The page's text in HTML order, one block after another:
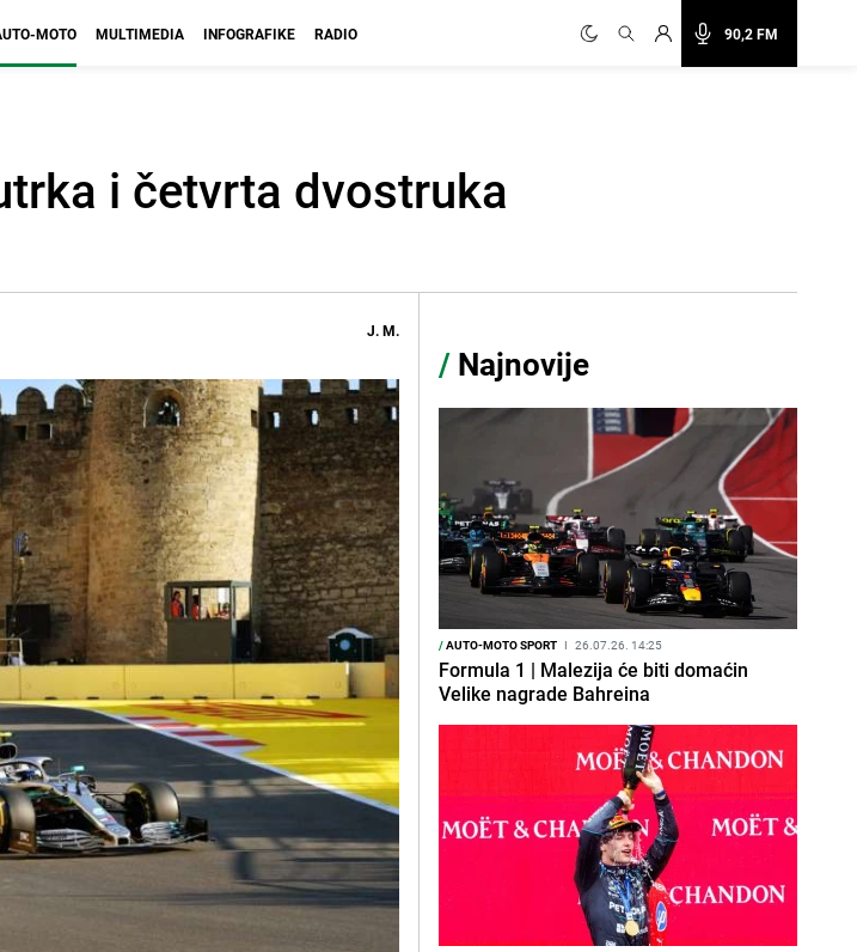
90,2 FM
MOTO MULTIMEDIA INFOGRAFIKE RADIO
i četvrta dvostruka
J. M.
/ Najnovije
/AUTO-MOTO SPORT I 26.07.26. 14:25
Formula 1 | Malezija će biti domaćin
Velike nagrade Bahreina